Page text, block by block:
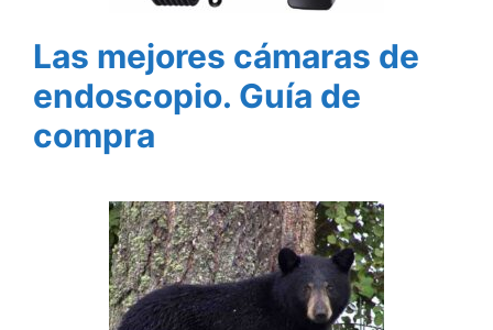
Las mejores cámaras de
endoscopio. Guía de
compra